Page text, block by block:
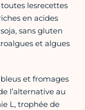
lesrecettes
en acides
sans gluten
et algues
et fromages
l’alternative au
L, trophée de